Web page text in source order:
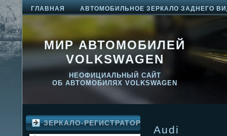
ГЛАВНАЯ АВТОМОБИЛЬНОЕ ЗЕРКАЛО ЗАДНЕГО
МИР АВТОМОБИЛЕЙ
VOLKSWAGEN
НЕОФИЦИАЛЬНЫЙ САЙТ
ОБ АВТОМОБИЛЯХ VOLKSWAGEN
ЗЕРКАЛО-РЕГИСТРАТОР
Audi